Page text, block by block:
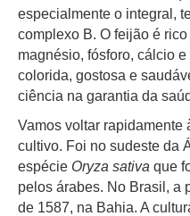
especialmente o integral,
complexo B. O feijão é
magnésio, fósforo, cálcio
colorida, gostosa e
ciência na garantia da
Vamos voltar rapidamente
cultivo. Foi no sudeste da
espécie Oryza sativa que
pelos árabes. No Brasil, a
de 1587, na Bahia. A